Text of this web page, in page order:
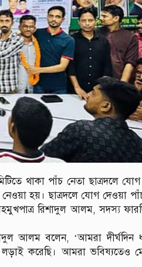
থাকা পাঁচ নেতা ছাত্রদলে যোগ
হয়। ছাত্রদলে যোগ দেওয়া
রিশাদুল আলম, সদস্য
আলম বলেন, ‘আমরা দীর্ঘদিন
করেছি। আমরা ভবিষ্যতেও